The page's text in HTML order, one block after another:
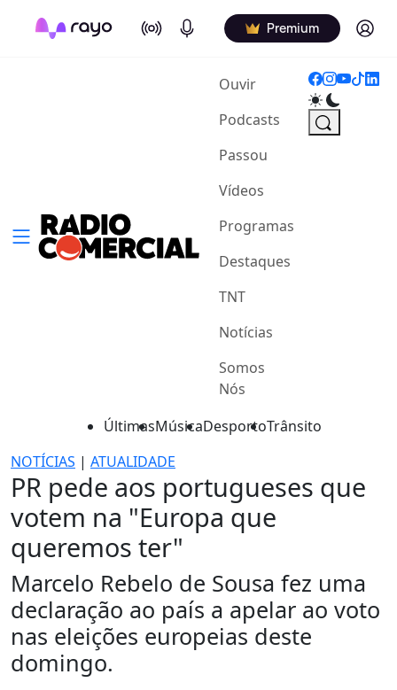
On Air Podcasts Premium Log in
Ouvir(current)
Podcasts
Passou
Vídeos
Programas
Destaques
TNT
Notícias
Somos
Nós
ÚltimasMúsicaDesportoTrânsito
NOTÍCIAS | ATUALIDADE
PR pede aos portugueses que
votem na "Europa que
queremos ter"
Marcelo Rebelo de Sousa fez uma
declaração ao país a apelar ao voto
nas eleições europeias deste
domingo.